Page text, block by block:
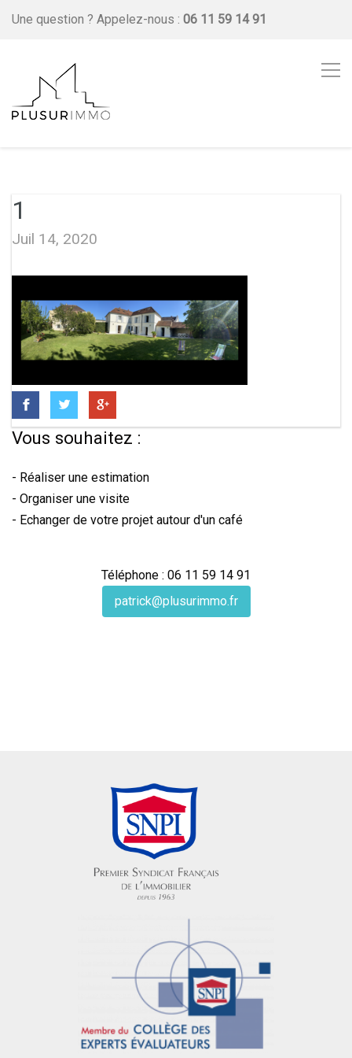
Une question ? Appelez-nous : 06 11 59 14 91
1
Juil 14, 2020
Vous souhaitez :
- Réaliser une estimation
- Organiser une visite
- Echanger de votre projet autour d'un café
Téléphone : 06 11 59 14 91
patrick@plusurimmo.fr